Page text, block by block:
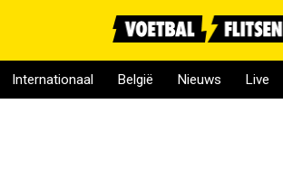
Internationaal België Nieuws Live